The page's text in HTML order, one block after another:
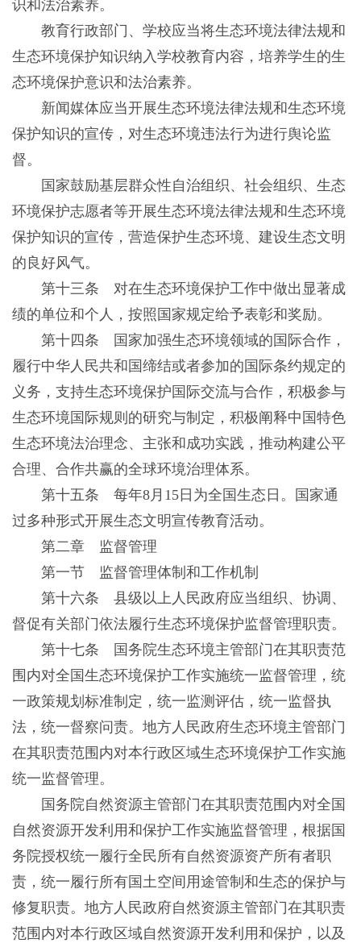
识和法治素养。
教育行政部门、学校应当将生态环境法律法规和
生态环境保护知识纳入学校教育内容，培养学生的生
态环境保护意识和法治素养。
新闻媒体应当开展生态环境法律法规和生态环境
保护知识的宣传，对生态环境违法行为进行舆论监
督。
国家鼓励基层群众性自治组织、社会组织、生态
环境保护志愿者等开展生态环境法律法规和生态环境
保护知识的宣传，营造保护生态环境、建设生态文明
的良好风气。
第十三条 对在生态环境保护工作中做出显著成
绩的单位和个人，按照国家规定给予表彰和奖励。
第十四条 国家加强生态环境领域的国际合作，
履行中华人民共和国缔结或者参加的国际条约规定的
义务，支持生态环境保护国际交流与合作，积极参与
生态环境国际规则的研究与制定，积极阐释中国特色
生态环境法治理念、主张和成功实践，推动构建公平
合理、合作共赢的全球环境治理体系。
第十五条 每年8月15日为全国生态日。国家通
过多种形式开展生态文明宣传教育活动。
第二章 监督管理
第一节 监督管理体制和工作机制
第十六条 县级以上人民政府应当组织、协调、
督促有关部门依法履行生态环境保护监督管理职责。
第十七条 国务院生态环境主管部门在其职责范
围内对全国生态环境保护工作实施统一监督管理，统
一政策规划标准制定，统一监测评估，统一监督执
法，统一督察问责。地方人民政府生态环境主管部门
在其职责范围内对本行政区域生态环境保护工作实施
统一监督管理。
国务院自然资源主管部门在其职责范围内对全国
自然资源开发利用和保护工作实施监督管理，根据国
务院授权统一履行全民所有自然资源资产所有者职
责，统一履行所有国土空间用途管制和生态的保护与
修复职责。地方人民政府自然资源主管部门在其职责
范围内对本行政区域自然资源开发利用和保护，以及